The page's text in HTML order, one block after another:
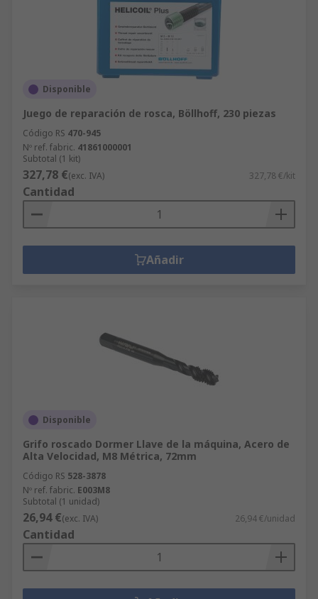
Disponible
Juego de reparación de rosca, Böllhoff, 230 piezas
Código RS 470-945
Nº ref. fabric. 41861000001
Subtotal (1 kit)
327,78 €(exc. IVA) 327,78 €/kit
Cantidad
Añadir
Disponible
Grifo roscado Dormer Llave de la máquina, Acero de
Alta Velocidad, M8 Métrica, 72mm
Código RS 528-3878
Nº ref. fabric. E003M8
Subtotal (1 unidad)
26,94 €(exc. IVA) 26,94 €/unidad
Cantidad